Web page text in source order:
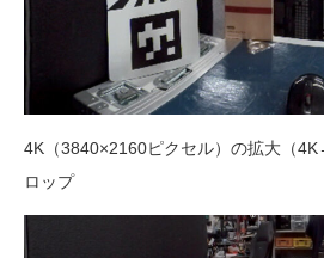
4K（3840×2160ピクセル）の拡大（
ロップ